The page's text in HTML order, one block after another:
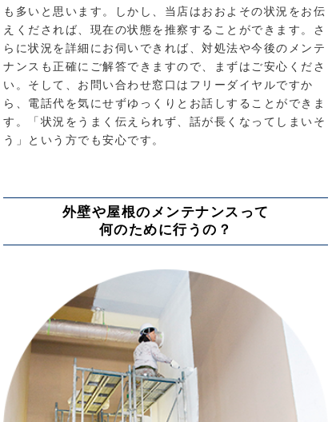
も多いと思います。しかし、当店はおおよその状況をお伝
えくだされば、現在の状態を推察することができます。さ
らに状況を詳細にお伺いできれば、対処法や今後のメンテ
ナンスも正確にご解答できますので、まずはご安心くださ
い。そして、お問い合わせ窓口はフリーダイヤルですか
ら、電話代を気にせずゆっくりとお話しすることができま
す。「状況をうまく伝えられず、話が長くなってしまいそ
う」という方でも安心です。
外壁や屋根のメンテナンスって
何のために行うの？